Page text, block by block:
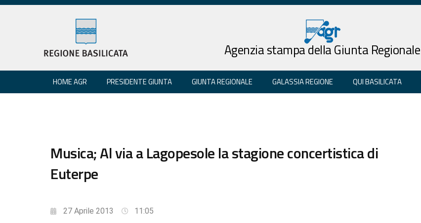
Agenzia stampa della Giunta Regionale
HOME AGR PRESIDENTE GIUNTA GIUNTA REGIONALE GALASSIA REGIONE QUI BASILICATA
Musica; Al via a Lagopesole la stagione concertistica di
Euterpe
27 Aprile 2013 11:05